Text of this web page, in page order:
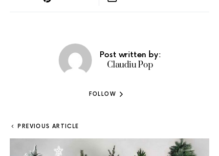
Post written by:
Claudiu Pop
FOLLOW
PREVIOUS ARTICLE